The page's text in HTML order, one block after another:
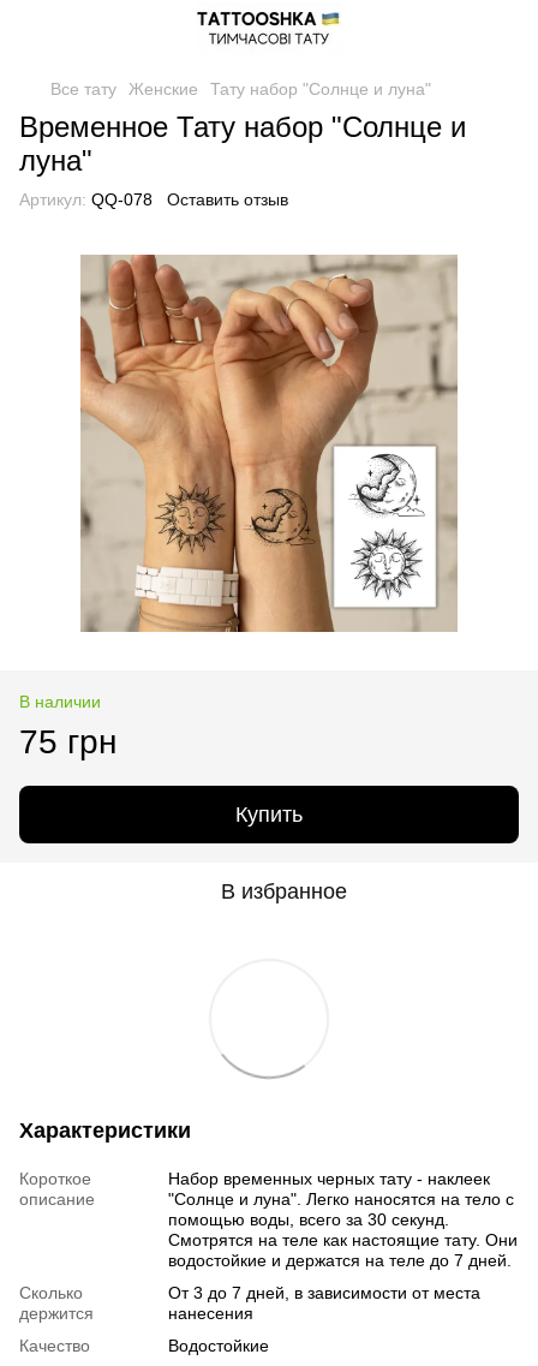
Все тату Женские Тату набор "Солнце и луна"
Временное Тату набор "Солнце и
луна"
Артикул: QQ-078 Оставить отзыв
В наличии
75 грн
Купить
В избранное
Характеристики
Короткое
описание
Набор временных черных тату - наклеек
"Солнце и луна". Легко наносятся на тело с
помощью воды, всего за 30 секунд.
Смотрятся на теле как настоящие тату. Они
водостойкие и держатся на теле до 7 дней.
Сколько
держится
От 3 до 7 дней, в зависимости от места
нанесения
Качество
Водостойкие